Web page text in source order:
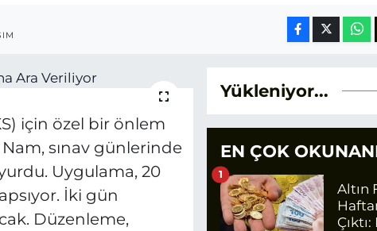
için özel bir önlem
Nam, sınav günlerinde
Uygulama, 20
İki gün
Düzenleme,
Yükleniyor...
EN ÇOK
Altın
1